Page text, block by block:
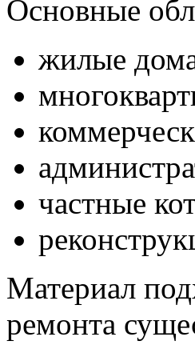
Основные
жилые
частные
Материал
ремонта